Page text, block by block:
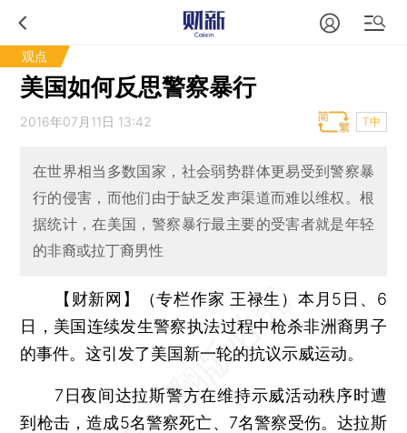
观点
美国如何反思警察暴行
2016年07月11日 13:42 T中
在世界相当多数国家，社会弱势群体更易受到警察暴
行的侵害，而他们由于缺乏发声渠道而难以维权。根
据统计，在美国，警察暴行最主要的受害者就是年轻
的非裔或拉丁裔男性
【财新网】（专栏作家 王禄生） 本月5日、6
日，美国连续发生警察执法过程中枪杀非洲裔男子
的事件。这引发了美国新一轮的抗议示威运动。
7日夜间达拉斯警方在维持示威活动秩序时遭
到枪击，造成5名警察死亡、7名警察受伤。达拉斯